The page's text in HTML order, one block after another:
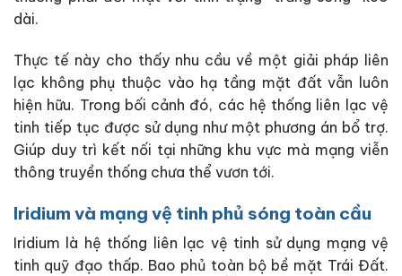
dài.
Thực tế này cho thấy nhu cầu về một giải pháp liên
lạc không phụ thuộc vào hạ tầng mặt đất vẫn luôn
hiện hữu. Trong bối cảnh đó, các hệ thống liên lạc vệ
tinh tiếp tục được sử dụng như một phương án bổ trợ.
Giúp duy trì kết nối tại những khu vực mà mạng viễn
thông truyền thống chưa thể vươn tới.
Iridium và mạng vệ tinh phủ sóng toàn cầu
Iridium là hệ thống liên lạc vệ tinh sử dụng mạng vệ
tinh quỹ đạo thấp. Bao phủ toàn bộ bề mặt Trái Đất.